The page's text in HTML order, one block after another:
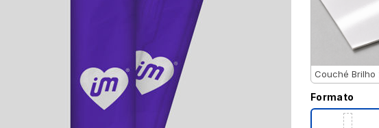
Couché Brilho
Formato